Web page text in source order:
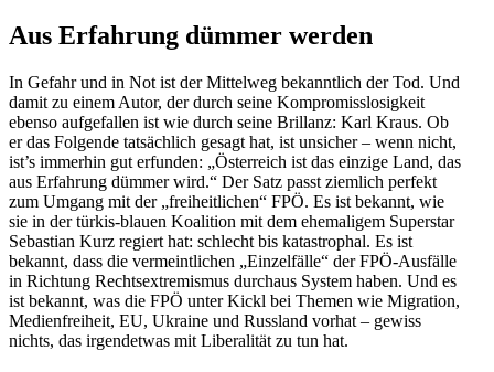
Aus Erfahrung dümmer werden
In Gefahr und in Not ist der Mittelweg bekanntlich der Tod. Und
damit zu einem Autor, der durch seine Kompro­miss­lo­sigkeit
ebenso aufge­fallen ist wie durch seine Brillanz: Karl Kraus. Ob
er das Folgende tatsächlich gesagt hat, ist unsicher – wenn nicht,
ist’s immerhin gut erfunden: „Öster­reich ist das einzige Land, das
aus Erfahrung dümmer wird.“ Der Satz passt ziemlich perfekt
zum Umgang mit der „freiheit­lichen“ FPÖ. Es ist bekannt, wie
sie in der türkis-blauen Koalition mit dem ehema­ligem Superstar
Sebastian Kurz regiert hat: schlecht bis katastrophal. Es ist
bekannt, dass die vermeint­lichen „Einzel­fälle“ der FPÖ-Ausfälle
in Richtung Rechts­extre­mismus durchaus System haben. Und es
ist bekannt, was die FPÖ unter Kickl bei Themen wie Migration,
Medien­freiheit, EU, Ukraine und Russland vorhat – gewiss
nichts, das irgend­etwas mit Libera­lität zu tun hat.